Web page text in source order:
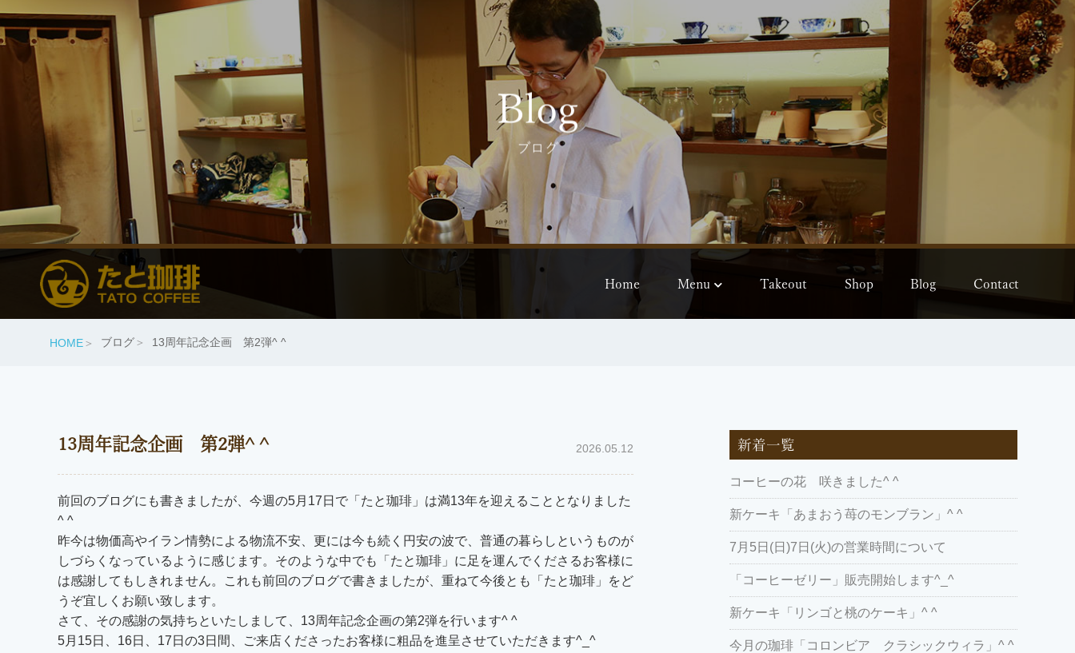
Blog
ブログ
Home Menu Takeout Shop Blog Contact
HOME ブログ 13周年記念企画 第2弾^ ^
13周年記念企画 第2弾^ ^ 2026.05.12
前回のブログにも書きましたが、今週の5月17日で「たと珈琲」は満13年を迎えることとなりました
^ ^
昨今は物価高やイラン情勢による物流不安、更には今も続く円安の波で、普通の暮らしというものが
しづらくなっているように感じます。そのような中でも「たと珈琲」に足を運んでくださるお客様に
は感謝してもしきれません。これも前回のブログで書きましたが、重ねて今後とも「たと珈琲」をど
うぞ宜しくお願い致します。
さて、その感謝の気持ちといたしまして、13周年記念企画の第2弾を行います^ ^
5月15日、16日、17日の3日間、ご来店くださったお客様に粗品を進呈させていただきます^_^
新着一覧
コーヒーの花 咲きました^ ^
新ケーキ「あまおう苺のモンブラン」^ ^
7月5日(日)7日(火)の営業時間について
「コーヒーゼリー」販売開始します^_^
新ケーキ「リンゴと桃のケーキ」^ ^
今月の珈琲「コロンビア クラシックウィラ」^ ^